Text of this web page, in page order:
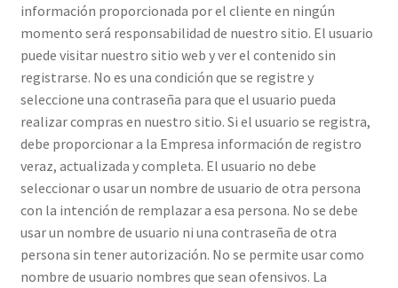
información proporcionada por el cliente en ningún
momento será responsabilidad de nuestro sitio. El usuario
puede visitar nuestro sitio web y ver el contenido sin
registrarse. No es una condición que se registre y
seleccione una contraseña para que el usuario pueda
realizar compras en nuestro sitio. Si el usuario se registra,
debe proporcionar a la Empresa información de registro
veraz, actualizada y completa. El usuario no debe
seleccionar o usar un nombre de usuario de otra persona
con la intención de remplazar a esa persona. No se debe
usar un nombre de usuario ni una contraseña de otra
persona sin tener autorización. No se permite usar como
nombre de usuario nombres que sean ofensivos. La